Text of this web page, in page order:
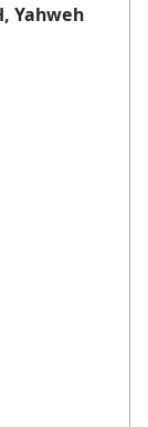
Yahweh